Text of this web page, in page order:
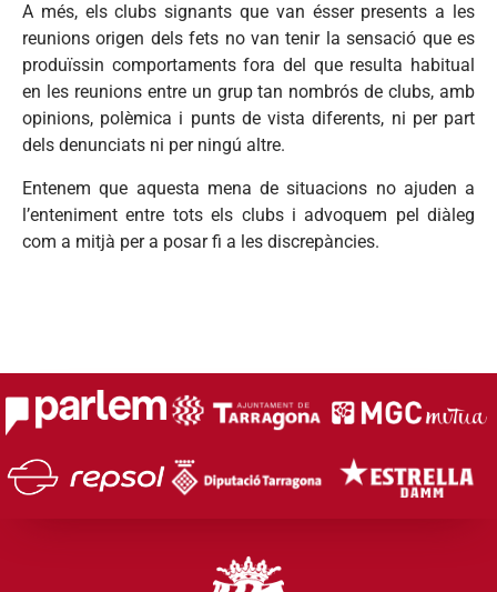
A més, els clubs signants que van ésser presents a les
reunions origen dels fets no van tenir la sensació que es
produïssin comportaments fora del que resulta habitual
en les reunions entre un grup tan nombrós de clubs, amb
opinions, polèmica i punts de vista diferents, ni per part
dels denunciats ni per ningú altre.
Entenem que aquesta mena de situacions no ajuden a
l’enteniment entre tots els clubs i advoquem pel diàleg
com a mitjà per a posar fi a les discrepàncies.